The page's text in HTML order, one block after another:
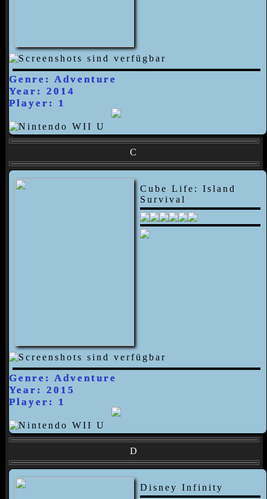
Genre: Adventure
Year: 2014
Player: 1
C
Cube Life: Island
Survival
Genre: Adventure
Year: 2015
Player: 1
D
Disney Infinity